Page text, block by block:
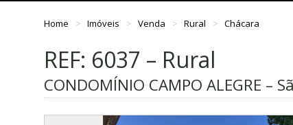
Home Imóveis Venda Rural Chácara
REF: 6037 – Rural
CONDOMÍNIO CAMPO ALEGRE –